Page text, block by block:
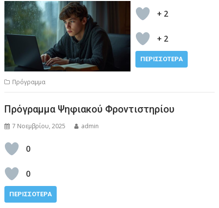
+ 2
+ 2
ΠΕΡΙΣΣΌΤΕΡΑ
Πρόγραμμα
Πρόγραμμα Ψηφιακού Φροντιστηρίου
7 Νοεμβρίου, 2025 admin
0
0
ΠΕΡΙΣΣΌΤΕΡΑ